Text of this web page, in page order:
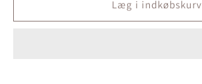
Håndcreme
Éternel
Håndcreme
Læg i indkøbskurv